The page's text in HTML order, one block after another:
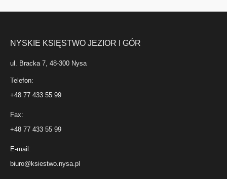
NYSKIE KSIĘSTWO JEZIOR I GÓR
ul. Bracka 7, 48-300 Nysa
Telefon:
+48 77 433 55 99
Fax:
+48 77 433 55 99
E-mail:
biuro@ksiestwo.nysa.pl